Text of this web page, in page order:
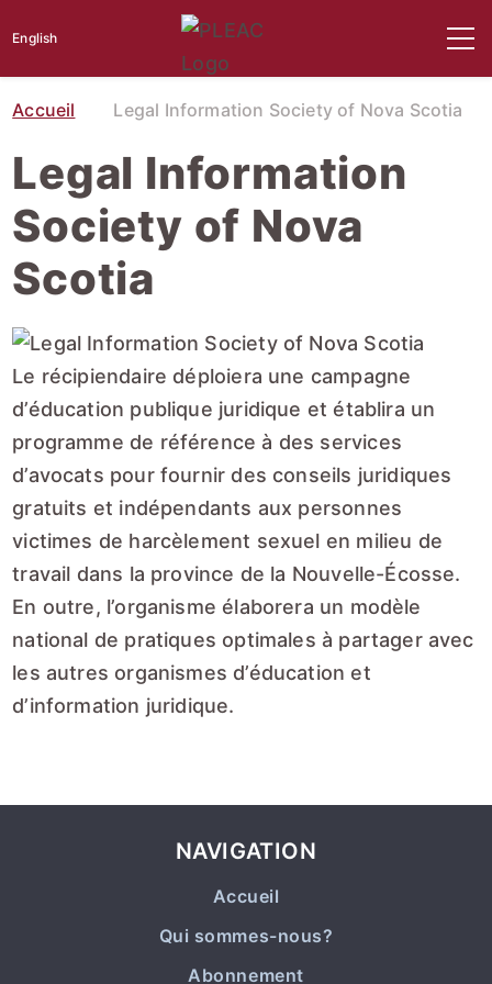
English
Accueil Legal Information Society of Nova Scotia
Legal Information
Society of Nova
Scotia
Le récipiendaire déploiera une campagne
d’éducation publique juridique et établira un
programme de référence à des services
d’avocats pour fournir des conseils juridiques
gratuits et indépendants aux personnes
victimes de harcèlement sexuel en milieu de
travail dans la province de la Nouvelle-Écosse.
En outre, l’organisme élaborera un modèle
national de pratiques optimales à partager avec
les autres organismes d’éducation et
d’information juridique.
NAVIGATION
Accueil
Qui sommes-nous?
Abonnement